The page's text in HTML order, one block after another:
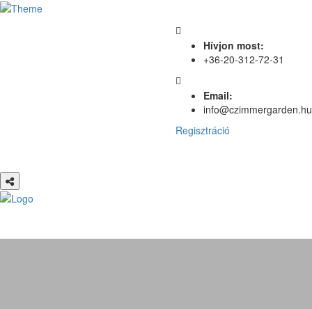
Hívjon most:
+36-20-312-72-31
Email:
info@czimmergarden.hu
Regisztráció